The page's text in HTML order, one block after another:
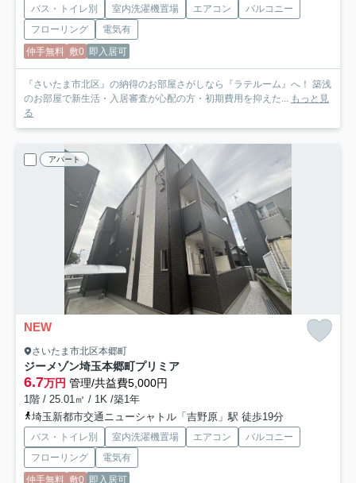
バス・トイレ別 室内洗濯機置場 エアコン
バルコニー
フローリング
電気有
仲手無料 敷0 即入居可
『さいたま市北区』の納得のお部屋さがしなら『ラテルーム』へ！ 築浅
のお部屋で新生活・入居審査が心配の方・初期費用を抑えた... もっと見
る
アパート
NEW
さいたま市北区本郷町
ジーメゾン埼玉本郷町プリミア
6.7万円 管理/共益費5,000円
1階 / 25.01㎡ / 1K /築1年
埼玉新都市交通ニューシャトル「吉野原」駅 徒歩19分
バス・トイレ別 室内洗濯機置場 エアコン
バルコニー
フローリング
電気有
仲手無料 敷0 即入居可